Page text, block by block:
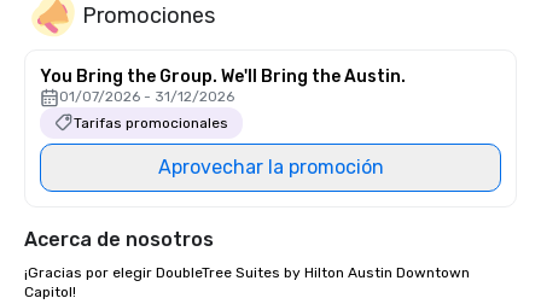
Promociones
You Bring the Group. We'll Bring the Austin.
01/07/2026 - 31/12/2026
Tarifas promocionales
Aprovechar la promoción
Acerca de nosotros
¡Gracias por elegir DoubleTree Suites by Hilton Austin Downtown
Capitol!